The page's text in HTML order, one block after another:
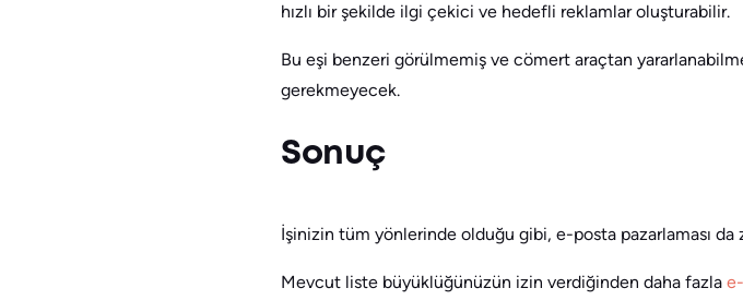
hızlı bir şekilde ilgi çekici ve hedefli reklamlar oluşturabilir.
Bu eşi benzeri görülmemiş ve cömert araçtan
gerekmeyecek.
Sonuç
İşinizin tüm yönlerinde olduğu gibi, e-posta pazarlaması
Mevcut liste büyüklüğünüzün izin verdiğinden daha fazla